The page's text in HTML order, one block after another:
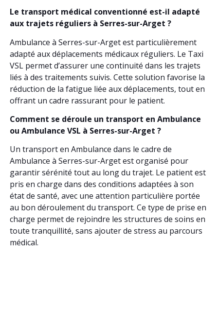
Le transport médical conventionné est-il adapté
aux trajets réguliers à Serres-sur-Arget ?
Ambulance à Serres-sur-Arget est particulièrement
adapté aux déplacements médicaux réguliers. Le Taxi
VSL permet d’assurer une continuité dans les trajets
liés à des traitements suivis. Cette solution favorise la
réduction de la fatigue liée aux déplacements, tout en
offrant un cadre rassurant pour le patient.
Comment se déroule un transport en Ambulance
ou Ambulance VSL à Serres-sur-Arget ?
Un transport en Ambulance dans le cadre de
Ambulance à Serres-sur-Arget est organisé pour
garantir sérénité tout au long du trajet. Le patient est
pris en charge dans des conditions adaptées à son
état de santé, avec une attention particulière portée
au bon déroulement du transport. Ce type de prise en
charge permet de rejoindre les structures de soins en
toute tranquillité, sans ajouter de stress au parcours
médical.